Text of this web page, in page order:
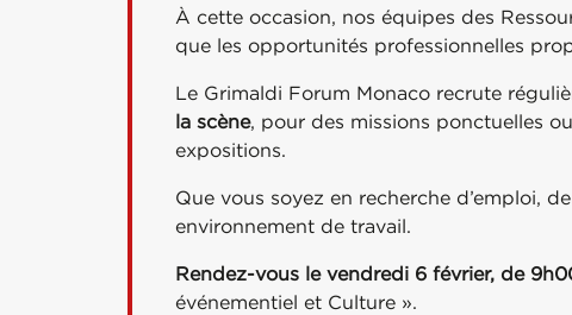
À cette occasion, nos équipes des
que les opportunités professionnelles
Le Grimaldi Forum Monaco recrute
la scène, pour des missions ponctuelles
expositions.
Que vous soyez en recherche d’emploi,
environnement de travail.
Rendez-vous le vendredi 6 février, de
événementiel et Culture ».